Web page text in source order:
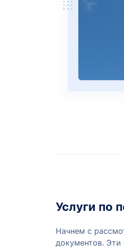
Услуги по
Начнем с
документов.